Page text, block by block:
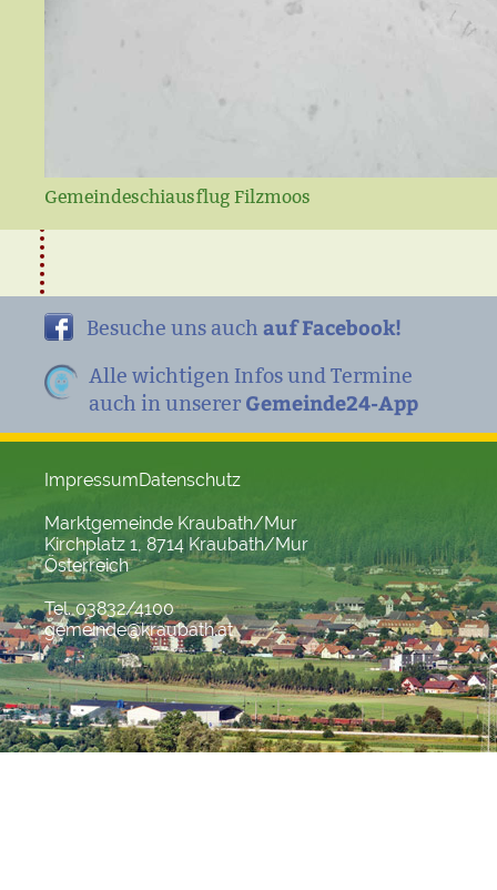
Gemeindeschiausflug Filzmoos
Besuche uns auch auf Facebook!
Alle wichtigen Infos und Termine
auch in unserer Gemeinde24-App
ImpressumDatenschutz
Marktgemeinde Kraubath/Mur
Kirchplatz 1, 8714 Kraubath/Mur
Österreich
Tel. 03832/4100
gemeinde@kraubath.at